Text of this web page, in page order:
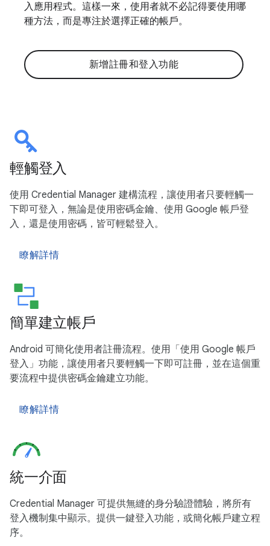
入應用程式。這樣一來，使用者就不必記得要使用哪
種方法，而是專注於選擇正確的帳戶。
新增註冊和登入功能
輕觸登入
使用 Credential Manager 建構流程，讓使用者只要輕觸一
下即可登入，無論是使用密碼金鑰、使用 Google 帳戶登
入，還是使用密碼，皆可輕鬆登入。
瞭解詳情
簡單建立帳戶
Android 可簡化使用者註冊流程。使用「使用 Google 帳戶
登入」功能，讓使用者只要輕觸一下即可註冊，並在這個重
要流程中提供密碼金鑰建立功能。
瞭解詳情
統一介面
Credential Manager 可提供無縫的身分驗證體驗，將所有
登入機制集中顯示。提供一鍵登入功能，或簡化帳戶建立程
序。